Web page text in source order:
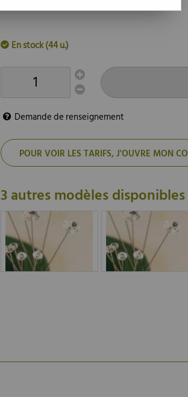
En stock (44 u.)
Demande de renseignement
POUR VOIR LES TARIFS, J'OUVRE MON
3 autres modèles disponibles